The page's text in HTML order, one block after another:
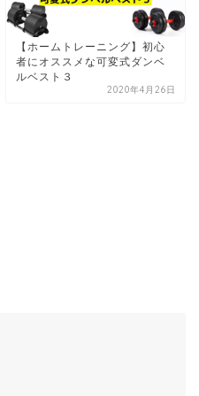
【ホームトレーニング】初心
者にオススメな可変式ダンベ
ルベスト３
2020年4月26日